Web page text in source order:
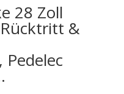
28 Zoll
&